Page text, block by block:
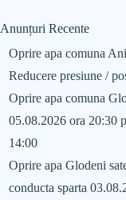
Anunțuri Recente
Oprire apa comuna
Reducere presiune /
Oprire apa comuna
05.08.2026 ora 20:30
14:00
Oprire apa Glodeni
conducta sparta